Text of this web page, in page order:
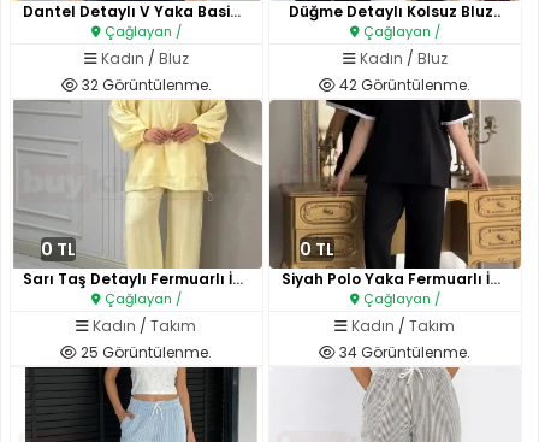
Dantel Detaylı V Yaka Basic Bl..
Çağlayan /
Kadın / Bluz
32 Görüntülenme.
Düğme Detaylı Kolsuz Bluz..
Çağlayan /
Kadın / Bluz
42 Görüntülenme.
0 TL
Sarı Taş Detaylı Fermuarlı İki..
Çağlayan /
Kadın /Takım
25 Görüntülenme.
0 TL
Siyah Polo Yaka Fermuarlı İkil..
Çağlayan /
Kadın /Takım
34 Görüntülenme.